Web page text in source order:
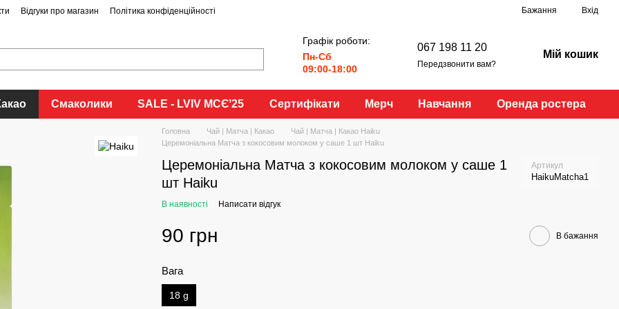
Відгуки про магазин Політика конфіденційності Бажання Вхід
Графік роботи:
Пн-Сб
09:00-18:00
067 198 11 20
Передзвонити вам?
Мій кошик
Смаколики SALE - LVIV MCЄʼ25 Сертифікати Мерч Навчання Оренда ростера
Головна Чай | Матча | Какао
Чай | Матча | Какао Haiku
Церемоніальна Матча з кокосовим молоком у саше 1 шт Haiku
Церемоніальна Матча з кокосовим молоком у саше 1
шт Haiku
Артикул
HaikuMatcha1
В наявності Написати відгук
90 грн В бажання
Вага
18 g